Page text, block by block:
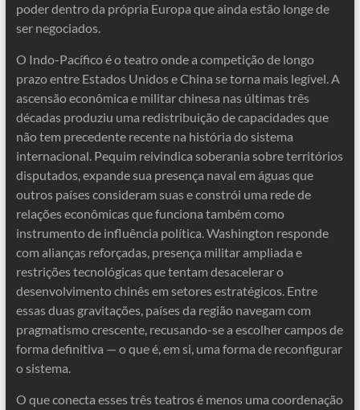
poder dentro da própria Europa que ainda estão longe de
ser negociados.
O Indo-Pacífico é o teatro onde a competição de longo
prazo entre Estados Unidos e China se torna mais legível. A
ascensão econômica e militar chinesa nas últimas três
décadas produziu uma redistribuição de capacidades que
não tem precedente recente na história do sistema
internacional. Pequim reivindica soberania sobre territórios
disputados, expande sua presença naval em águas que
outros países consideram suas e constrói uma rede de
relações econômicas que funciona também como
instrumento de influência política. Washington responde
com alianças reforçadas, presença militar ampliada e
restrições tecnológicas que tentam desacelerar o
desenvolvimento chinês em setores estratégicos. Entre
essas duas gravitações, países da região navegam com
pragmatismo crescente, recusando-se a escolher campos de
forma definitiva — o que é, em si, uma forma de reconfigurar
o sistema.
O que conecta esses três teatros é menos uma coordenação